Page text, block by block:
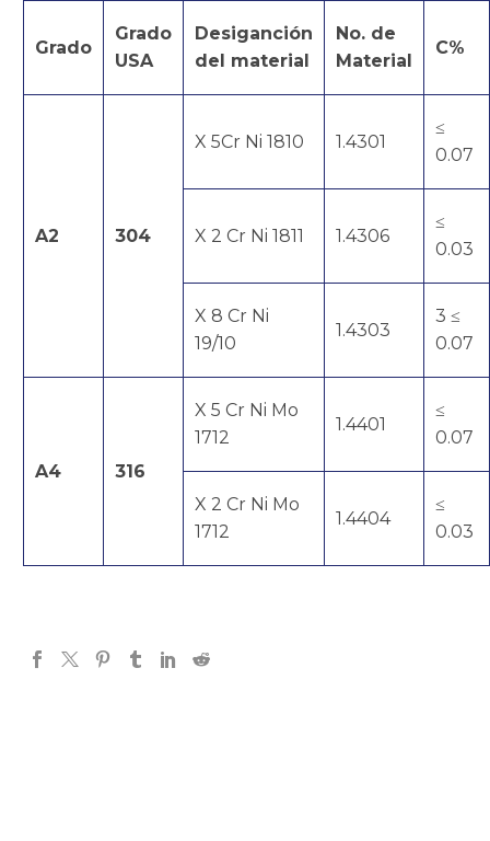
Grado
Grado
USA
Desiganción
del material
No. de
Material
C%
A2 304
X 5Cr Ni 1810 1.4301
≤
0.07
X 2 Cr Ni 1811 1.4306
≤
0.03
X 8 Cr Ni
19/10
1.4303
3 ≤
0.07
A4 316
X 5 Cr Ni Mo
1712
1.4401
≤
0.07
X 2 Cr Ni Mo
1712
1.4404
≤
0.03